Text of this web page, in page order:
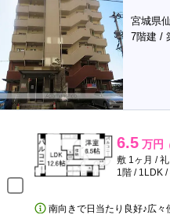
宮城県
7階建 /
6.5 万円
敷 1ヶ月 / 礼
1階 / 1LDK /
南向きで日当たり良好♪広々